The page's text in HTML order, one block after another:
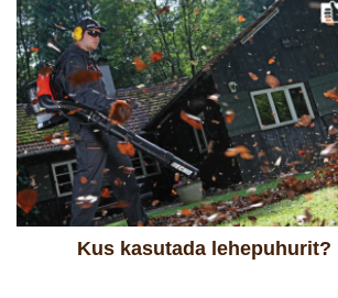
Kus kasutada lehepuhurit?